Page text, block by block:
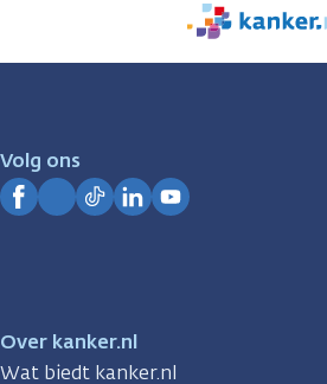
We
zijn
Volg ons
Over kanker.nl
Wat biedt kanker.nl